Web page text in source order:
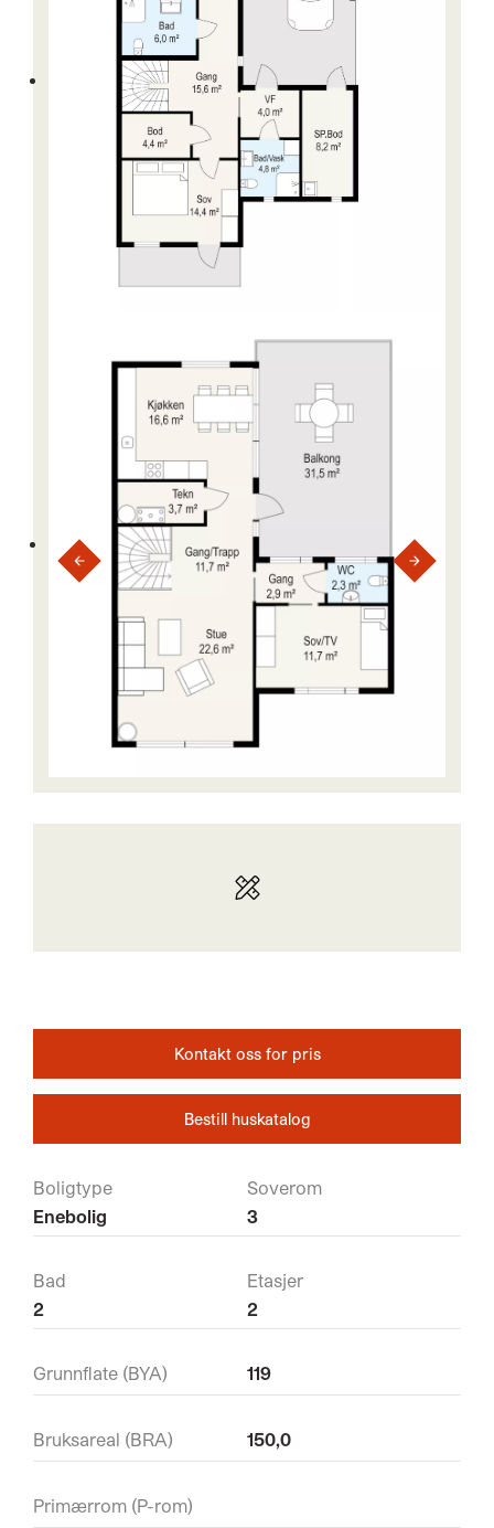
Kontakt oss for pris
Bestill huskatalog
Boligtype
Enebolig
Soverom
3
Bad
2
Etasjer
2
Grunnflate (BYA) 119
Bruksareal (BRA) 150,0
Primærrom (P-rom)